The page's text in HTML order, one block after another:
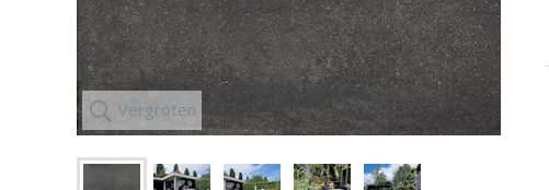
ZAND, GRIND,
GROND
Vergroten